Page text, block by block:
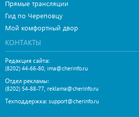
Прямые трансляции
Гид по Череповцу
Мой комфортный двор
КОНТАКТЫ
Редакция сайта:
(8202) 44-66-80, ima@cherinfo.ru
Отдел рекламы:
(8202) 54-88-77, reklama@cherinfo.ru
Техподдержка: support@cherinfo.ru